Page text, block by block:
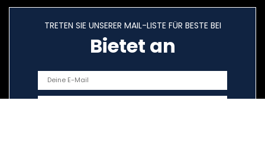
TRETEN SIE UNSERER MAIL-LISTE FÜR BESTE BEI
Bietet an